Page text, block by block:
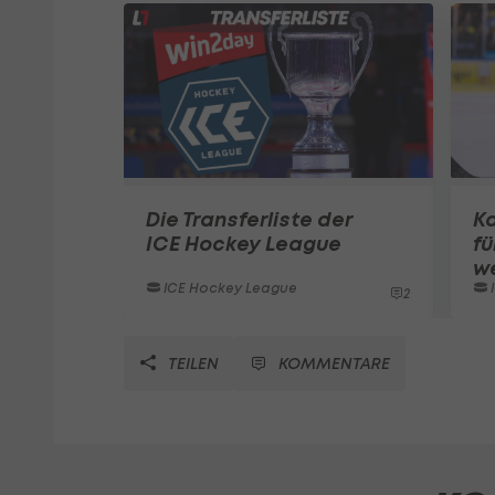
Die Transferliste der
ICE Hockey League
ICE Hockey League 2
TEILEN KOMMENTARE